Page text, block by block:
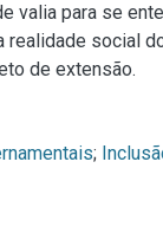
valia para se
realidade social
de extensão.
;